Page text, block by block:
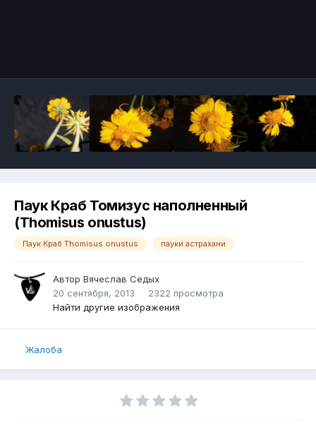
Паук Краб Томизус наполненный
(Thomisus onustus)
Паук Краб Thomisus onustus пауки астрахани
Автор Вячеслав Седых
20 сентября, 2013
2322 просмотра
Найти другие изображения
Жалоба